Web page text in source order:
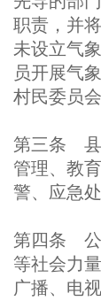
职责，并
未设立气
员开展气
村民委员
第三条 县
管理、教
警、应急
第四条 公
等社会力
广播、电